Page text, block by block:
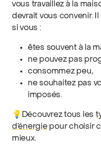
vous travaillez à la
devrait vous convenir.
si vous :
êtes souvent à la
ne pouvez pas
consommez peu,
ne souhaitez pas
imposés.
💡Découvrez tous les
d’énergiepour choisir
mieux.